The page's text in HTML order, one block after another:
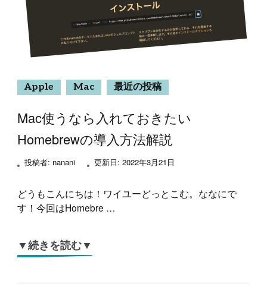
Apple Mac 最近の投稿
Mac使うなら入れておきたい
Homebrewの導入方法解説
投稿者: nanani 更新日: 2022年3月21日
どうもこんにちは！ワイユーどっとこむ。ななにで
す！今回はHomebre …
▼続きを読む▼